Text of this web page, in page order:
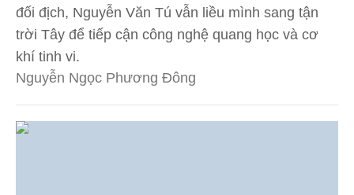
đối địch, Nguyễn Văn Tú vẫn liều mình sang tận
trời Tây để tiếp cận công nghệ quang học và cơ
khí tinh vi.
Nguyễn Ngọc Phương Đông